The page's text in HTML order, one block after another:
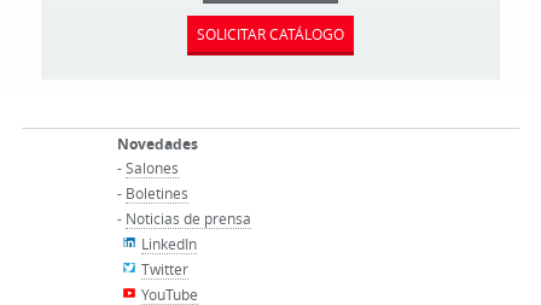
SOLICITAR CATÁLOGO
Novedades
-Salones
- Boletines
- Noticias de prensa
LinkedIn
Twitter
YouTube